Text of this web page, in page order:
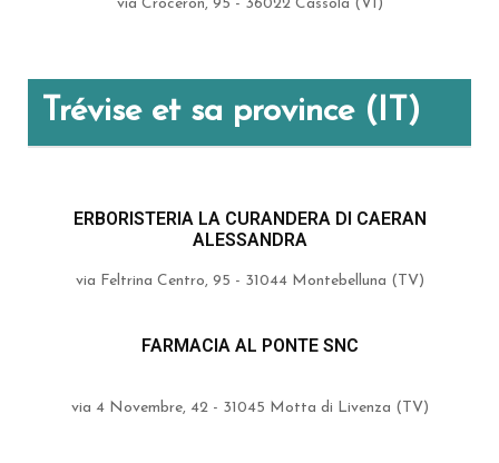
via Croceron, 95 - 36022 Cassola (VI)
Trévise et sa province (IT)
ERBORISTERIA LA CURANDERA DI CAERAN
ALESSANDRA
via Feltrina Centro, 95 - 31044 Montebelluna (TV)
FARMACIA AL PONTE SNC
via 4 Novembre, 42 - 31045 Motta di Livenza (TV)